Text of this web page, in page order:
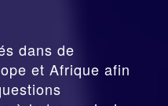
dans de
et Afrique afin